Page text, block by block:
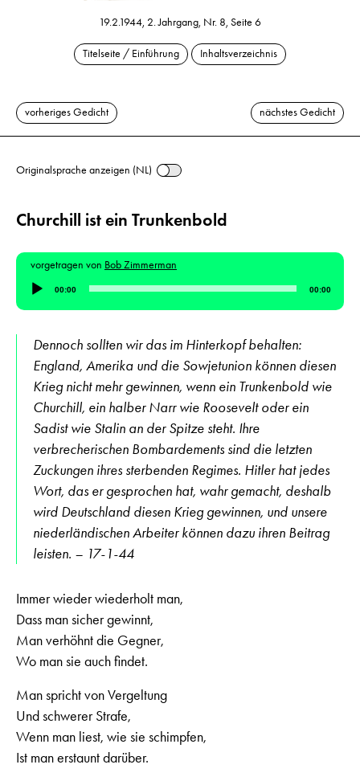
19.2.1944, 2. Jahrgang, Nr. 8, Seite 6
Titelseite / Einführung Inhaltsverzeichnis
vorheriges Gedicht nächstes Gedicht
Originalsprache anzeigen (NL)
Churchill ist ein Trunkenbold
vorgetragen von Bob Zimmerman
Audio-
Player
00:00 00:00
Dennoch sollten wir das im Hinterkopf behalten:
England, Amerika und die Sowjetunion können diesen
Krieg nicht mehr gewinnen, wenn ein Trunkenbold wie
Churchill, ein halber Narr wie Roosevelt oder ein
Sadist wie Stalin an der Spitze steht. Ihre
verbrecherischen Bombardements sind die letzten
Zuckungen ihres sterbenden Regimes. Hitler hat jedes
Wort, das er gesprochen hat, wahr gemacht, deshalb
wird Deutschland diesen Krieg gewinnen, und unsere
niederländischen Arbeiter können dazu ihren Beitrag
leisten. – 17-1-44
Immer wieder wiederholt man,
Dass man sicher gewinnt,
Man verhöhnt die Gegner,
Wo man sie auch findet.
Man spricht von Vergeltung
Und schwerer Strafe,
Wenn man liest, wie sie schimpfen,
Ist man erstaunt darüber.